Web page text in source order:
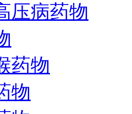
压病药物
药物
物